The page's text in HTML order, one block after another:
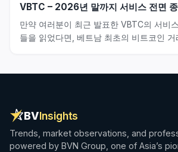
VBTC – 2026년 말까지 서비스 전면
만약 여러분이 최근 발표한 VBTC의 서비
들을 읽었다면, 베트남 최초의 비트코인 거
BVInsights
Trends, market observations, and
powered by BVN Group, one of Asia’s